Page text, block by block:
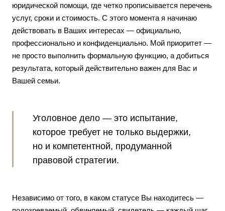
юридической помощи, где четко прописывается перечень
услуг, сроки и стоимость. С этого момента я начинаю
действовать в Ваших интересах — официально,
профессионально и конфиденциально. Мой приоритет —
не просто выполнить формальную функцию, а добиться
результата, который действительно важен для Вас и
Вашей семьи.
Уголовное дело — это испытание,
которое требует не только выдержки,
но и компетентной, продуманной
правовой стратегии.
Независимо от того, в каком статусе Вы находитесь —